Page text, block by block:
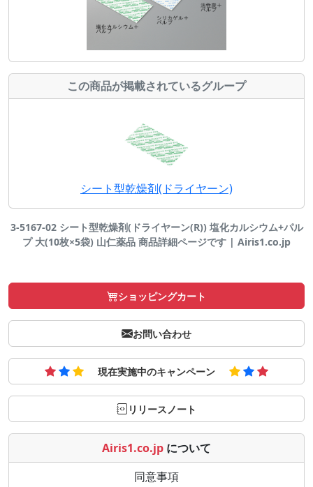
この商品が掲載されているグループ
シート型乾燥剤(ドライヤーン)
3-5167-02 シート型乾燥剤(ドライヤーン(R)) 塩化カルシウム+パル
プ 大(10枚×5袋) 山仁薬品 商品詳細ページです | Airis1.co.jp
ショッピングカート
お問い合わせ
現在実施中のキャンペーン
リリースノート
Airis1.co.jp について
同意事項